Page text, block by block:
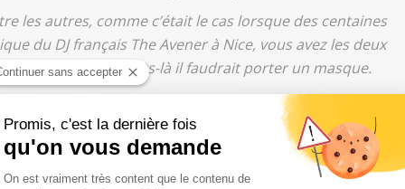
les autres, comme c’était le cas lorsque des centaines
du DJ français The Avener à Nice, vous avez les deux
Dans ces moments-là il faudrait porter un masque.
lors de rassemblements où il n’y a pas de forte
à l’extérieur, quand ils sont sur les terrasses des
dans la rue, quand ils visitent des endroits), ce
un masque quand on est tout seul, à vélo ou dans